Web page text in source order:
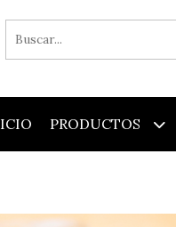
PRODUCTOS